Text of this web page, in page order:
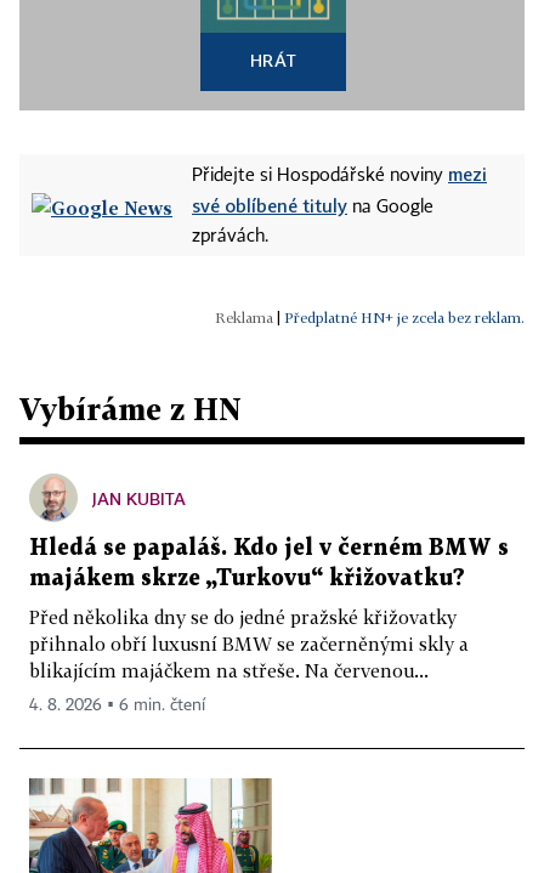
HRÁT
Přidejte si Hospodářské noviny mezi
své oblíbené tituly na Google
zprávách.
Předplatné HN+ je zcela bez reklam.
Vybíráme z HN
JAN KUBITA
Hledá se papaláš. Kdo jel v černém BMW s
majákem skrze „Turkovu“ křižovatku?
Před několika dny se do jedné pražské křižovatky
přihnalo obří luxusní BMW se začerněnými skly a
blikajícím majáčkem na střeše. Na červenou...
4. 8. 2026 ▪ 6 min. čtení